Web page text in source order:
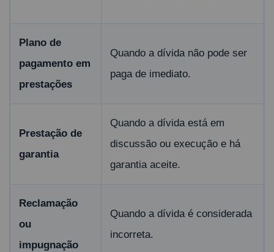
Plano de
pagamento em
prestações
Quando a dívida não pode ser
paga de imediato.
Prestação de
garantia
Quando a dívida está em
discussão ou execução e há
garantia aceite.
Reclamação
ou
impugnação
Quando a dívida é considerada
incorreta.